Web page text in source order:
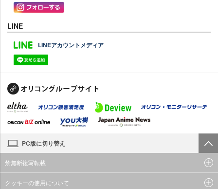
LINE
LINEアカウントメディア
PC版に切り替え
禁無断複写転載
クッキーの使用について